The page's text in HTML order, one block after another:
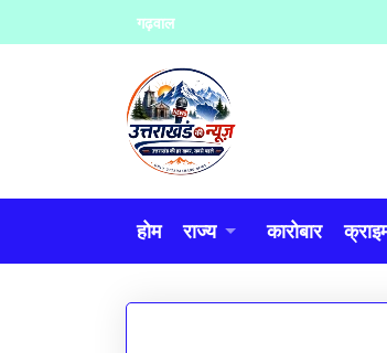
to
गढ़वाल
होम राज्य कारोबार